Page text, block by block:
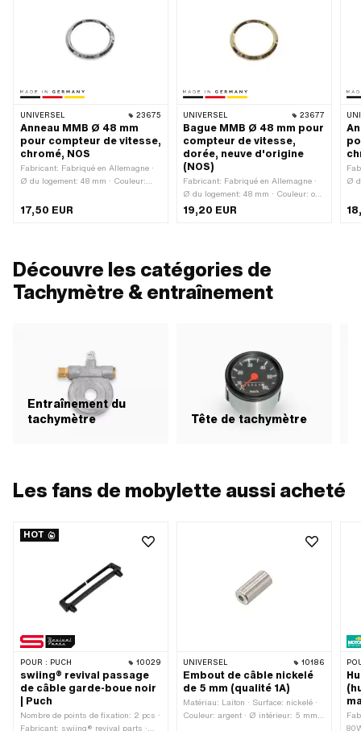
UNIVERSEL 23675
Anneau MMB Ø 48 mm
pour compteur de vitesse,
chromé, NOS
Fabricant: Fabriqué en Allemagne ·
Ø du logement: 48 mm · Couleur:
intérieur: 41.5 mm · Surface: chromé
· Hauteur totale: 5 mm
17,50 EUR
UNIVERSEL 23677
Bague MMB Ø 48 mm pour
compteur de vitesse,
dorée, neuve d'origine
(NOS)
Fabricant: Fabriqué en Allemagne ·
Ø du logement: 48 mm · Couleur: or ·
Ø extérieur: 52.3 mm · Ø intérieur:
41.5 mm · Hauteur totale: 5 mm
19,20 EUR
Ø
·
Découvre les catégories de
Tachymètre & entraînement
Entraînement du
tachymètre
Tête de tachymètre
Les fans de mobylette aussi acheté
HOT
POUR : PUCH 10029
swiing® revival passage
de câble garde-boue noir
| Puch
Nombre de points de fixation: 2 pcs ·
Fabricant: swiing® revival parts ·
UNIVERSEL 10186
Embout de câble nickelé
de 5 mm (qualité 1A)
Matériau: Laiton · Surface: nickelé ·
Couleur: argent · Ø intérieur: 5 mm ·